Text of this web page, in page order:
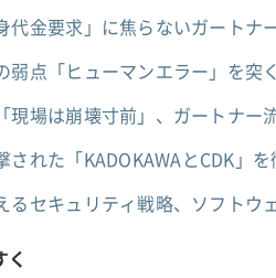
代金要求」に焦らないガートナ
弱点「ヒューマンエラー」を突
現場は崩壊寸前」、ガートナー
された「KADOKAWAとCDK」
るセキュリティ戦略、ソフトウ
く